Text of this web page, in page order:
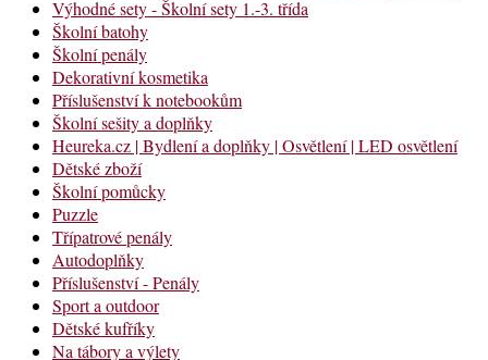
Výhodné sety - Školní sety 1.-3. třída
Školní batohy
Školní penály
Dekorativní kosmetika
Příslušenství k notebookům
Školní sešity a doplňky
Heureka.cz | Bydlení a doplňky | Osvětlení | LED osvětlení
Dětské zboží
Školní pomůcky
Puzzle
Třípatrové penály
Autodoplňky
Příslušenství - Penály
Sport a outdoor
Dětské kufříky
Na tábory a výlety